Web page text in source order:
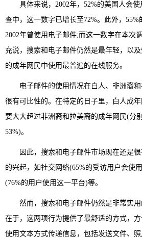
具体来说，2002年，52%的美国人会使
查中，这一数字已增长至72%。此外，
2002年曾使用电子邮件;而这一数字在本次
充说，搜索和电子邮件仍然是最年轻，以
的成年网民中使用最普遍的在线服务。
电子邮件的使用情况在白人、非洲裔和
很有可比性的。在特定的日子里，白人成
要大大超过非洲裔和拉美裔的成年网民(分
53%)。
因此，搜索和电子邮件市场现在还是很
的兴起，如社交网络(65%的受访用户会使
(76%的用户使用这一平台)等。
然而，搜索和电子邮件仍然是非常实用
在于，这两项行为提供了最舒适的方式，方
使用文本方式传递信息，包括发送文件、照